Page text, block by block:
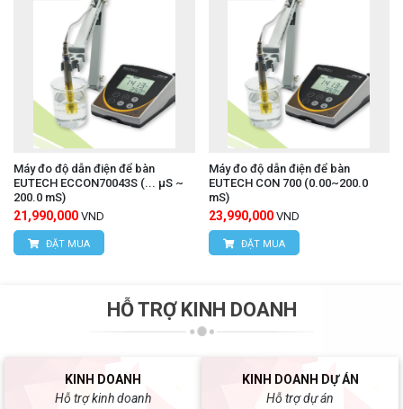
Máy đo độ dẫn điện để bàn
EUTECH ECCON70043S (... μS ~
200.0 mS)
21,990,000 VND
ĐẶT MUA
Máy đo độ dẫn điện để bàn
EUTECH CON 700 (0.00~200.0
mS)
23,990,000 VND
ĐẶT MUA
HỖ TRỢ KINH DOANH
KINH DOANH
Hỗ trợ kinh doanh
KINH DOANH DỰ ÁN
Hỗ trợ dự án